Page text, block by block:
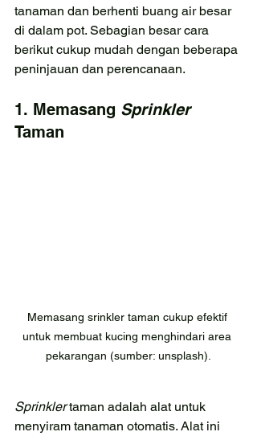
tanaman dan berhenti buang air besar
di dalam pot. Sebagian besar cara
berikut cukup mudah dengan beberapa
peninjauan dan perencanaan.
1. Memasang Sprinkler
Taman
Memasang srinkler taman cukup efektif
untuk membuat kucing menghindari area
pekarangan (sumber: unsplash).
Sprinkler taman adalah alat untuk
menyiram tanaman otomatis. Alat ini